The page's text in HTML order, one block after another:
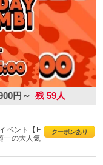
円～ 残 59人
クーポンあり
ベント【F
一の大人気